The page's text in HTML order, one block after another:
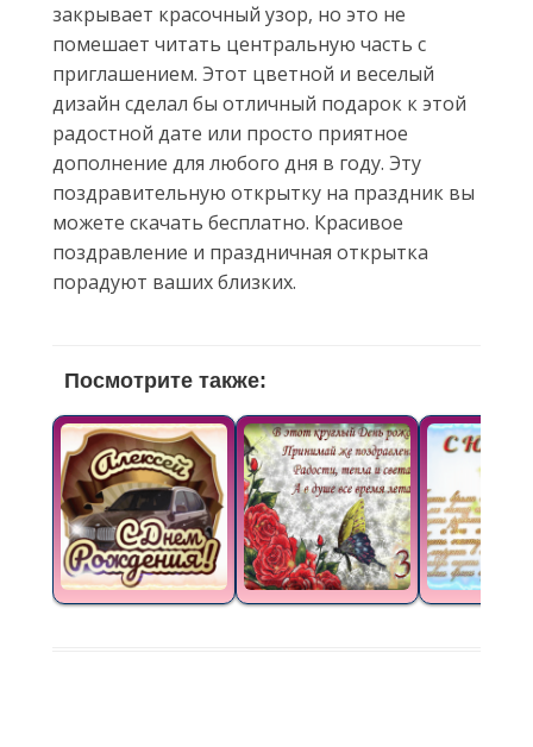
закрывает красочный узор, но это не
помешает читать центральную часть с
приглашением. Этот цветной и веселый
дизайн сделал бы отличный подарок к этой
радостной дате или просто приятное
дополнение для любого дня в году. Эту
поздравительную открытку на праздник вы
можете скачать бесплатно. Красивое
поздравление и праздничная открытка
порадуют ваших близких.
Посмотрите также: